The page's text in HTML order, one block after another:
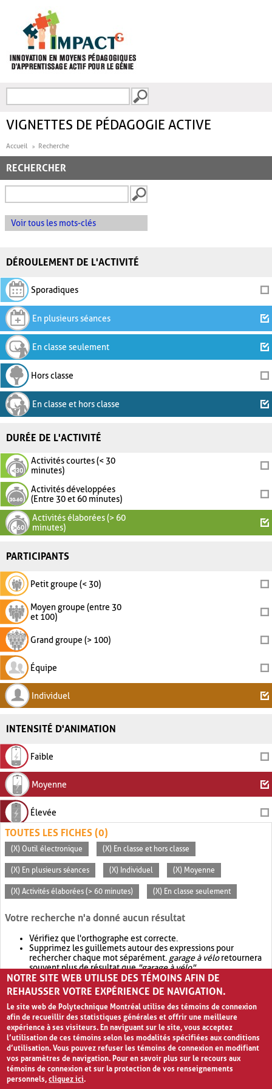
FORMULAIRE DE
VIGNETTES DE PÉDAGOGIE ACTIVE
Accueil Recherche
RECHERCHER
Voir tous les mots-clés
DÉROULEMENT DE L'ACTIVITÉ
Sporadiques
En plusieurs séances
En classe seulement
Hors classe
En classe et hors classe
DURÉE DE L'ACTIVITÉ
Activités courtes (< 30
minutes)
Activités développées
(Entre 30 et 60 minutes)
Activités élaborées (> 60
minutes)
PARTICIPANTS
Petit groupe (< 30)
Moyen groupe (entre 30
et 100)
Grand groupe (> 100)
Équipe
Individuel
INTENSITÉ D'ANIMATION
Faible
Moyenne
Élevée
TOUTES LES FICHES (0)
(X) Outil électronique (X) En classe et hors classe
(X) En plusieurs séances (X) Individuel (X) Moyenne
(X) Activités élaborées (> 60 minutes) (X) En classe seulement
Votre recherche n'a donné aucun résultat
Vérifiez que l'orthographe est correcte.
Supprimez les guillemets autour des expressions pour
rechercher chaque mot séparément. garage à véloretournera
souvent plus de résultat que"garage à vélo".
Envisagez d'élargir votre recherche avec OR.garage OR vélo
retournera souvent plus de résultat quegarage à vélo
NOTRE SITE WEB UTILISE DES TÉMOINS AFIN DE
REHAUSSER VOTRE EXPÉRIENCE DE NAVIGATION.
Le site web de Polytechnique Montréal utilise des témoins de connexion
afin de recueillir des statistiques générales et offrir une meilleure
expérience à ses visiteurs. En naviguant sur le site, vous acceptez
l’utilisation de ces témoins selon les modalités spécifiées aux conditions
d’utilisation. Vous pouvez refuser les témoins de connexion en modifiant
vos paramètres de navigation. Pour en savoir plus sur le recours aux
témoins de connexion et sur la protection de vos renseignements
personnels,cliquez ici.